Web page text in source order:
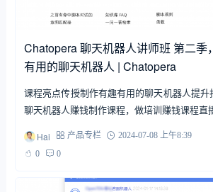
Chatopera 聊天机器人讲师班 第二季
有用的聊天机器人 | Chatopera
课程亮点传授制作有趣有用的聊天机器人提
聊天机器人赚钱制作课程，做培训赚钱课程
Hai 产品专栏 2024-07-08 上午8:39
0
0